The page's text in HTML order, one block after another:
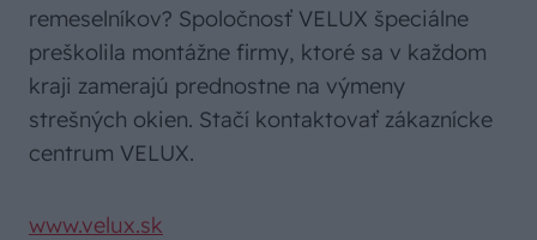
remeselníkov? Spoločnosť VELUX špeciálne
preškolila montážne firmy, ktoré sa v každom
kraji zamerajú prednostne na výmeny
strešných okien. Stačí kontaktovať zákaznícke
centrum VELUX.
www.velux.sk